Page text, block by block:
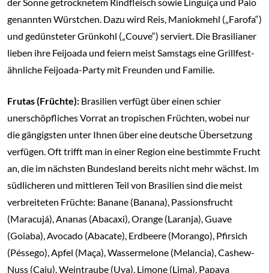
genannten Würstchen. Dazu wird Reis, Maniokmehl („Farofa“)
und gedünsteter Grünkohl („Couve“) serviert. Die Brasilianer
lieben ihre Feijoada und feiern meist Samstags eine Grillfest-
ähnliche Feijoada-Party mit Freunden und Familie.
Frutas (Früchte): Brasilien verfügt über einen schier
unerschöpfliches Vorrat an tropischen Früchten, wobei nur
die gängigsten unter Ihnen über eine deutsche Übersetzung
verfügen. Oft trifft man in einer Region eine bestimmte Frucht
an, die im nächsten Bundesland bereits nicht mehr wächst. Im
südlicheren und mittleren Teil von Brasilien sind die meist
verbreiteten Früchte: Banane (Banana), Passionsfrucht
(Maracujá), Ananas (Abacaxi), Orange (Laranja), Guave
(Goiaba), Avocado (Abacate), Erdbeere (Morango), Pfirsich
(Péssego), Apfel (Maça), Wassermelone (Melancia), Cashew-
Nuss (Caju), Weintraube (Uva), Limone (Lima), Papaya